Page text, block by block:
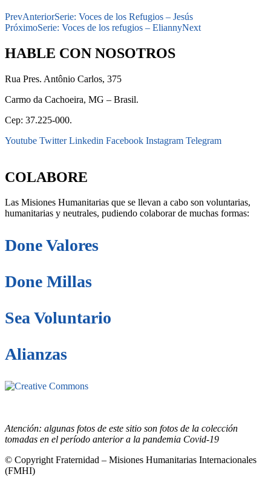
PrevAnteriorSerie: Voces de los Refugios – Jesús
PróximoSerie: Voces de los refugios – EliannyNext
HABLE CON NOSOTROS
Rua Pres. Antônio Carlos, 375
Carmo da Cachoeira, MG – Brasil.
Cep: 37.225-000.
Youtube Twitter Linkedin Facebook Instagram Telegram
COLABORE
Las Misiones Humanitarias que se llevan a cabo son voluntarias,
humanitarias y neutrales, pudiendo colaborar de muchas formas:
Done Valores
Done Millas
Sea Voluntario
Alianzas
Atención: algunas fotos de este sitio son fotos de la colección
tomadas en el período anterior a la pandemia Covid-19
© Copyright Fraternidad – Misiones Humanitarias Internacionales
(FMHI)